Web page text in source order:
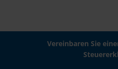
Vereinbaren Sie